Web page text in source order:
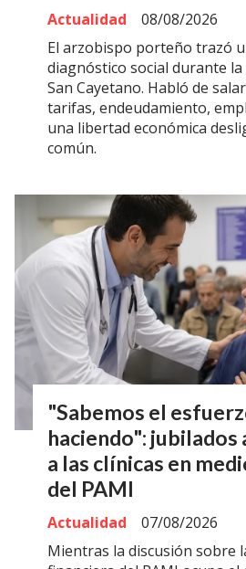
Actualidad
08/08/2026
El arzobispo porteño trazó
diagnóstico social durante la
San Cayetano. Habló de
tarifas, endeudamiento,
una libertad económica
común.
"Sabemos el
haciendo": jubilados
a las clínicas en
del PAMI
Actualidad
07/08/2026
Mientras la discusión sobre